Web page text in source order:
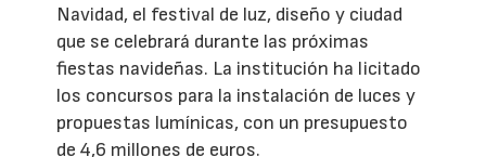
Navidad, el festival de luz, diseño y ciudad
que se celebrará durante las próximas
fiestas navideñas. La institución ha licitado
los concursos para la instalación de luces y
propuestas lumínicas, con un presupuesto
de 4,6 millones de euros.